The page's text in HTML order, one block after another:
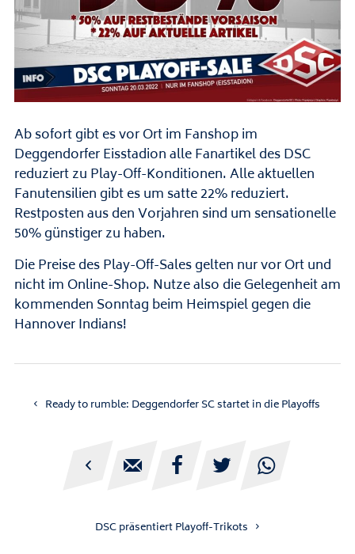
Ab sofort gibt es vor Ort im Fanshop im
Deggendorfer Eisstadion alle Fanartikel des DSC
reduziert zu Play-Off-Konditionen. Alle aktuellen
Fanutensilien gibt es um satte 22% reduziert.
Restposten aus den Vorjahren sind um sensationelle
50% günstiger zu haben.
Die Preise des Play-Off-Sales gelten nur vor Ort und
nicht im Online-Shop. Nutze also die Gelegenheit am
kommenden Sonntag beim Heimspiel gegen die
Hannover Indians!
Ready to rumble: Deggendorfer SC startet in die Playoffs
    
DSC präsentiert Playoff-Trikots